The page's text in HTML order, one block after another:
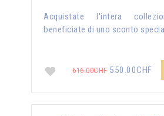
Acquistate l'intera
beneficiate di uno sconto
616.00CHF550.00CHF